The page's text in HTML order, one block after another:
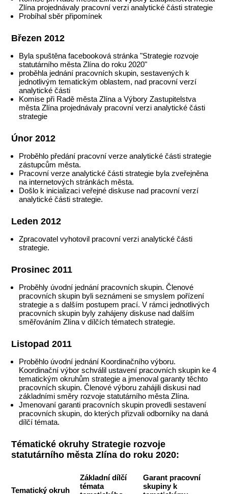
Zlína projednávaly pracovní verzi analytické části strategie
Probíhal sběr připomínek
Březen 2012
Byla spuštěna facebooková stránka "Strategie rozvoje
statutárního města Zlína do roku 2020"
proběhla jednání pracovních skupin, sestavených k
jednotlivým tematickým oblastem, nad pracovní verzí
analytické části
Komise při Radě města Zlína a Výbory Zastupitelstva
města Zlína projednávaly pracovní verzi analytické části
strategie
Únor 2012
Proběhlo předání pracovní verze analytické části strategie
zástupcům města.
Pracovní verze analytické části strategie byla zveřejněna
na internetových stránkách města.
Došlo k inicializaci veřejné diskuse nad pracovní verzí
analytické části strategie.
Leden 2012
Zpracovatel vyhotovil pracovní verzi analytické části
strategie.
Prosinec 2011
Proběhly úvodní jednání pracovních skupin. Členové
pracovních skupin byli seznámeni se smyslem pořízení
strategie a s dalším postupem prací. V rámci jednotlivých
pracovních skupin byly zahájeny diskuse nad dalším
směřováním Zlína v dílčích tématech strategie.
Listopad 2011
Proběhlo úvodní jednání Koordinačního výboru.
Koordinační výbor schválil ustavení pracovních skupin ke 4
tematickým okruhům strategie a jmenoval garanty těchto
pracovních skupin. Členové výboru zahájili diskusi nad
základními směry rozvoje statutárního města Zlína.
Jmenovaní garanti pracovních skupin provedli sestavení
pracovních skupin, do kterých přizvali odborníky na daná
dílčí témata.
Tématické okruhy Strategie rozvoje
statutárního města Zlína do roku 2020:
Tematický okruh
Základní dílčí
témata
Garant pracovní
skupiny k